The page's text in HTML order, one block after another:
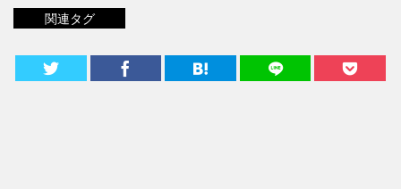
関連タグ